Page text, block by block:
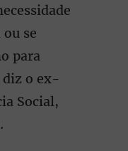
se
para
diz o ex-
Social,